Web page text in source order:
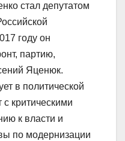
стал депутатом
году он
партию,
Яценюк.
в политической
критическими
к власти и
по модернизации